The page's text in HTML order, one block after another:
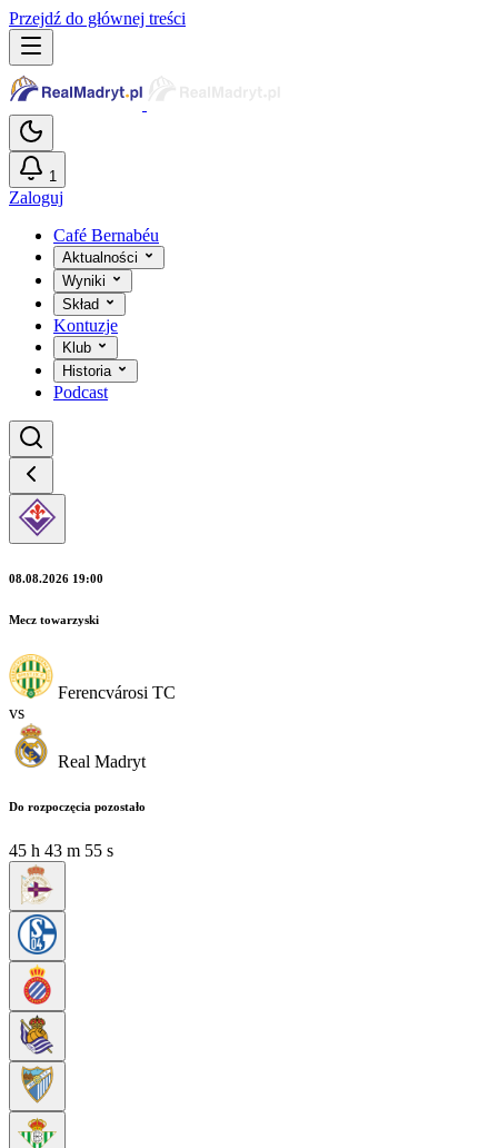
Przejdź do głównej treści
1
Zaloguj
Café Bernabéu
Aktualności
Wyniki
Skład
Kontuzje
Klub
Historia
Podcast
08.08.2026 19:00
Mecz towarzyski
Ferencvárosi TC
vs
Real Madryt
Do rozpoczęcia pozostało
45 h 43 m 52 s